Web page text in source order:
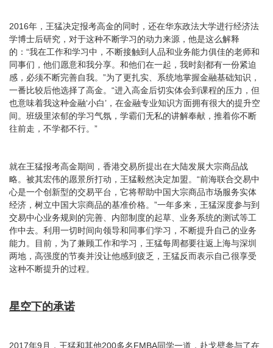
2016年，王猛决定报考高金的同时，还在华东政法大学进行经济法
学博士后研究，对于这种不断学习的动力来源，他是这么解释
的：“我在工作和学习中，不断接触到人品和业务能力俱佳的老师和
同事们，他们愿意和我分享。和他们在一起，我时刻都有一份紧迫
感，必须不断完善自我。”为了更扎实、系统地掌握金融基础知识，
一番比较后他选择了高金。“进入高金后切实体会到课程的压力，但
也意味着我这种金融‘小白’，在金融专业知识方面拥有很大的提升空
间。班级里浓郁的学习气氛，学霸们无私的讲解奉献，推着你不断
往前走，不学都不行。”
就在王猛报考高金期间，香港交易所提出在大陆发展大宗商品战
略。被其宏伟的愿景所打动，王猛毅然决定加盟。“前海联合交易中
心是一个创新型的交易平台，它将帮助中国大宗商品市场服务实体
经济，树立中国大宗商品的基准价格。”一年多来，王猛深度参与到
交易中心业务规则的完善、内部制度的起草、业务系统的测试等工
作中去。利用一切时间向领导和同事们学习，不断提升自己的业务
能力。目前，为了兼顾工作和学习，王猛每周都要往返上海与深圳
两地，高强度的节奏并没让他感到疲乏，王猛反而表示自己很享受
这种不断提升的过程。
星空下的承诺
2017年9月，王猛和其他200多名FMBA同学一道，赴戈壁参与了在